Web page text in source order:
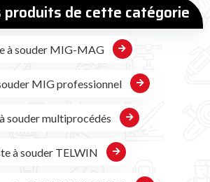
produits de cette catégorie
à souder MIG-MAG
MIG professionnel
souder multiprocédés
à souder TELWIN